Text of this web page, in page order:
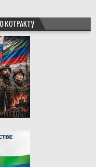
КОТРАКТУ